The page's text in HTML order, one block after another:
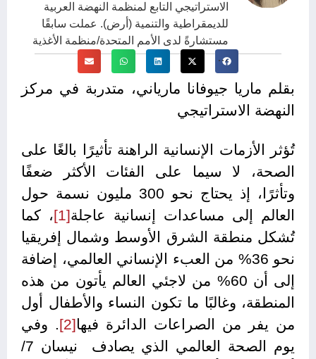
الاستراتيجي التابع لمنظمة النهضة العربية
للديمقراطية والتنمية (أرض). عملت سابقًا
مستشارةً لدى الأمم المتحدة/منظمة الأغذية
…
بقلم ماريا جيوفانا مارياني، متدربة في مركز
النهضة الاستراتيجي
تُؤثر الأزمات الإنسانية الراهنة تأثيرًا بالغًا على
الصحة، لا سيما على الفئات الأكثر ضعفًا
وتأثرًا، إذ يحتاج نحو 300 مليون نسمة حول
العالم إلى مساعدات إنسانية عاجلة[1]
، كما
تُشكل منطقة الشرق الأوسط وشمال إفريقيا
نحو 36% من العبء الإنساني العالمي، إضافة
إلى أن 60% من لاجئي العالم يأتون من هذه
المنطقة، وغالبًا ما تكون النساء والأطفال أول
من يفر من الصراعات الدائرة فيها[2]
. وفي
يوم الصحة العالمي الذي يصادف نيسان 7/